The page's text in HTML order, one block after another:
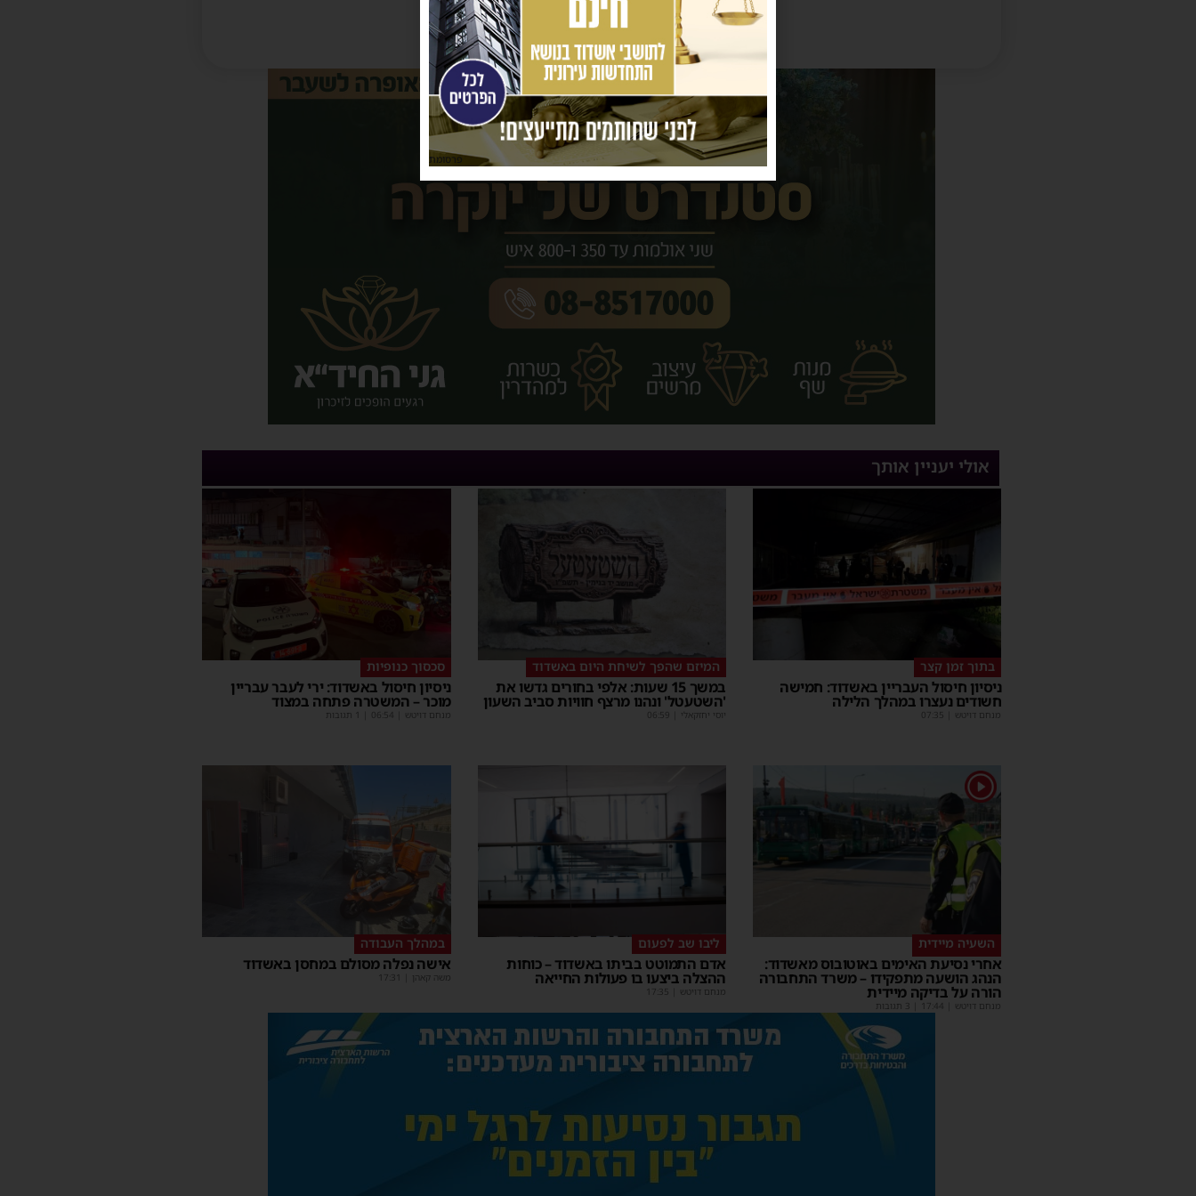
אולי יעניין אותך
בתוך זמן קצר
ניסיון חיסול העבריין באשדוד: חמישה
חשודים נעצרו במהלך הלילה
מנחם דויטש 07:35
המיזם שהפך לשיחת היום באשדוד
במשך 15 שעות: אלפי בחורים גדשו את
'השטעטל' ונהנו מרצף חוויות סביב השעון
יוסי יחזקאלי 06:59
סכסוך כנופיות
ניסיון חיסול באשדוד: ירי לעבר עבריין
מוכר – המשטרה פתחה במצוד
מנחם דויטש 06:54
1
השעיה מיידית
אחרי נסיעת האימים באוטובוס מאשדוד:
הנהג הושעה מתפקידו – משרד התחבורה
הורה על בדיקה מיידית
מנחם דויטש 17:44
ליבו שב לפעום
אדם התמוטט בביתו באשדוד – כוחות
ההצלה ביצעו בו פעולות החייאה
מנחם דויטש 17:35
במהלך העבודה
אישה נפלה מסולם במחסן באשדוד
משה קאהן 17:31
פרסומת